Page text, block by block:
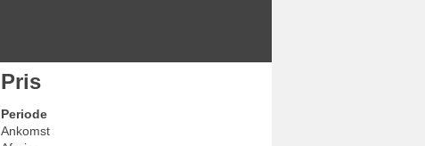
Pris
Periode
Ankomst